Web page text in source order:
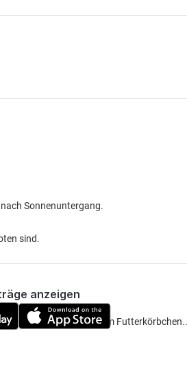
Sonnenuntergang.
sind.
Grund mit einem kleinem
anzeigen